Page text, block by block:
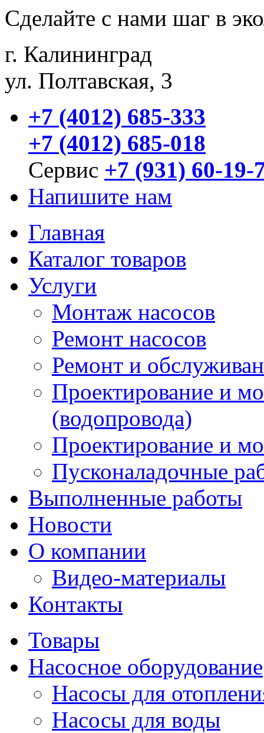
Сделайте с нами шаг в
г. Калининград
ул. Полтавская, 3
+7 (4012) 685-333
+7 (4012) 685-018
Сервис +7 (931) 60-19-
Напишите нам
Главная
Каталог товаров
Услуги
Монтаж насосов
Ремонт насосов
Ремонт и
Проектирование и
(водопровода)
Проектирование и
Пусконаладочные
Выполненные работы
Новости
О компании
Видео-материалы
Контакты
Товары
Насосное оборудование
Насосы для
Насосы для воды